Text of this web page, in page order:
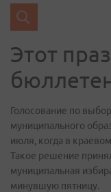
Этот
Голосование по
муниципального
июля, когда в
Такое решение
муниципальная
минувшую пятницу.